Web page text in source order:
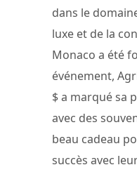
dans le
luxe et de la
Monaco a été
événement,
$ a marqué sa
avec des
beau cadeau
succès avec